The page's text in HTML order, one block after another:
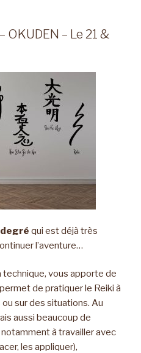
OKUDEN – Le 21 &
qui est déjà très
l’aventure…
technique, vous apporte de
de pratiquer le Reiki à
sur des situations. Au
aussi beaucoup de
à travailler avec
les appliquer),